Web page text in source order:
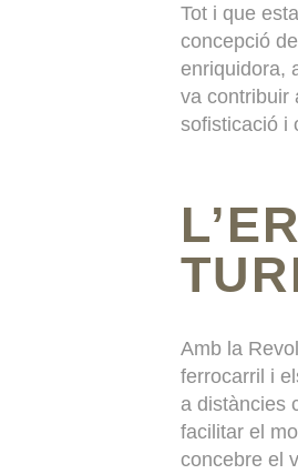
Tot i que
concepció
enriquidora,
va contribuir
sofisticació i
Amb la
ferrocarril i
a distàncies
facilitar el
concebre el